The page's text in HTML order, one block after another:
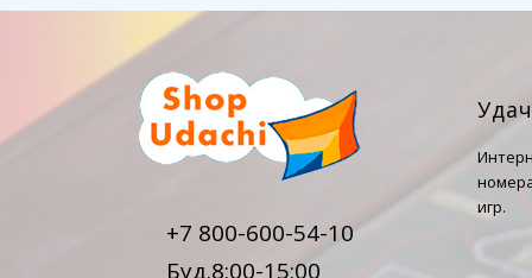
+7 800-600-54-10
Буд.8:00-15:00
игр.